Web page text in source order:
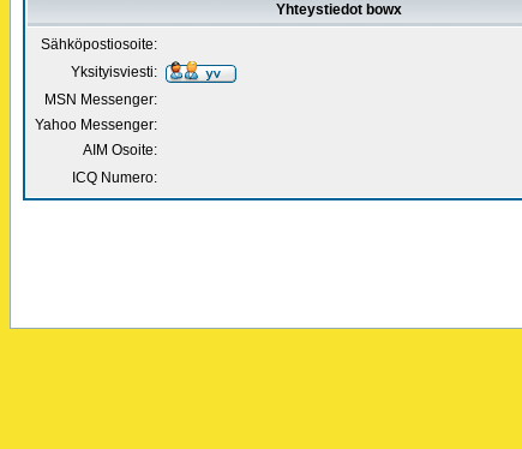
Yhteystiedot bowx
Sähköpostiosoite:
Yksityisviesti:
MSN Messenger:
Yahoo Messenger:
AIM Osoite:
ICQ Numero: